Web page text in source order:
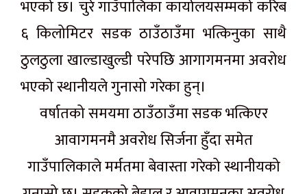
भएको छ। चुरे गाउँपालिका कार्यालयसम्मको करिब
६ किलोमिटर सडक ठाउँठाउँमा भत्किनुका साथै
ठुलठुला खाल्डाखुल्डी परेपछि आगागमनमा अवरोध
भएको स्थानीयले गुनासो गरेका हुन्।
वर्षातको समयमा ठाउँठाउँमा सडक भत्किएर
आवागमनमै अवरोध सिर्जना हुँदा समेत
गाउँपालिकाले मर्मतमा बेवास्ता गरेको स्थानीयको